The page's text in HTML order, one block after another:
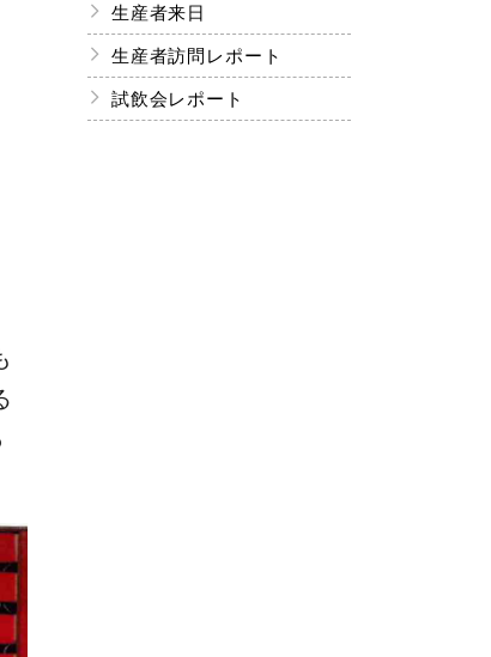
生産者来日
生産者訪問レポート
試飲会レポート